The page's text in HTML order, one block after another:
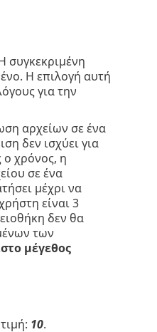
συγκεκριμένη
Η επιλογή αυτή
για την
αρχείων σε ένα
δεν ισχύει για
ο χρόνος, η
σε ένα
μέχρι να
είναι 3
δεν θα
των
μέγεθος
10.